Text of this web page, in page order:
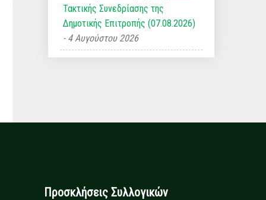
Τακτικής Συνεδρίασης της
Δημοτικής Επιτροπής (07.08.2026)
4 Αυγούστου 2026
Προσκλήσεις Συλλογικών